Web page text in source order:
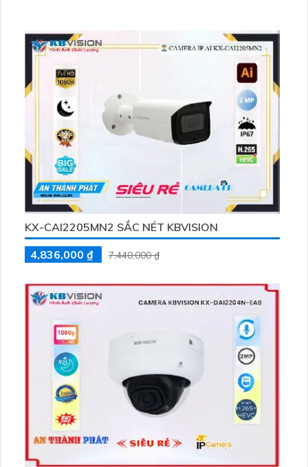
KX-CAI2205MN2 SẮC NÉT KBVISION
4,836,000 ₫
7,440,000 ₫